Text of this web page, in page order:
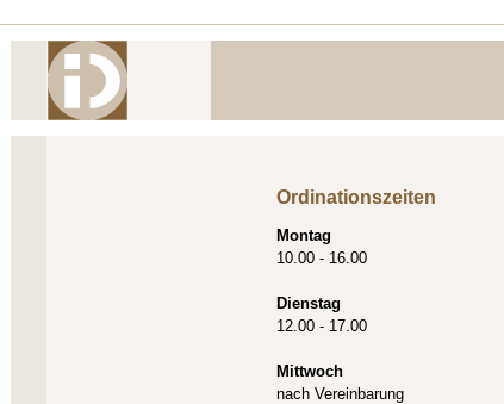
Ordinationszeiten
Montag
10.00 - 16.00
Dienstag
12.00 - 17.00
Mittwoch
nach Vereinbarung